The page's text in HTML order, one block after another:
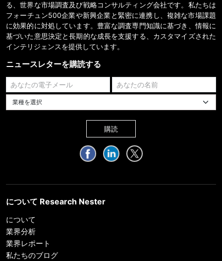
る、世界な市場調査及び戦略コンサルティング会社です。私たちは
フォーチュン500企業や新興企業と緊密に連携し、複雑な市場課題
に効果的に対処しています。豊富な調査専門知識に基づき、情報に
基づいた意思決定と長期的な成長を支援する、カスタマイズされた
インテリジェンスを提供しています。
ニュースレターを購読する
業種を選択してください
購読
について Research Nester
について
業界分析
業界レポート
私たちのブログ